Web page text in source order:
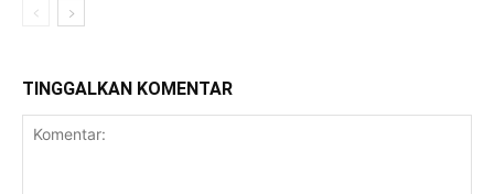
TINGGALKAN KOMENTAR